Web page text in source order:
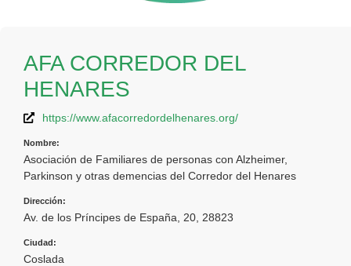
AFA CORREDOR DEL
HENARES
https://www.afacorredordelhenares.org/
Nombre:
Asociación de Familiares de personas con Alzheimer,
Parkinson y otras demencias del Corredor del Henares
Dirección:
Av. de los Príncipes de España, 20, 28823
Ciudad:
Coslada